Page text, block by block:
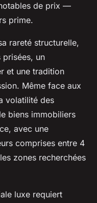
de prix —
prime.
rareté structurelle,
prisées, un
et une tradition
Même face aux
volatilité des
biens immobiliers
avec une
comprises entre 4
zones recherchées
luxe requiert